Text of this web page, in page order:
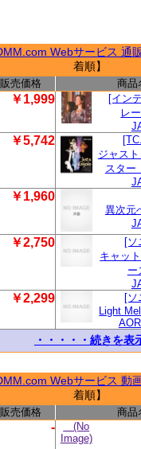
Webサービス 通販
着順】
販売価格
商品
￥1,999
[イン
レ
￥5,742
ジャス
スター
￥1,960
異次元
￥2,750
[ソ
キャッ
ー
￥2,299
[ソ
Light
・・・・・続きを表
Webサービス 動
着順】
販売価格 商品
-
(No
Image)